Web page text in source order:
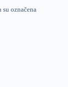
označena